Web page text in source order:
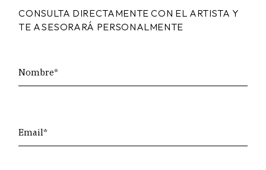
CONSULTA DIRECTAMENTE CON EL ARTISTA Y
TE ASESORARÁ PERSONALMENTE